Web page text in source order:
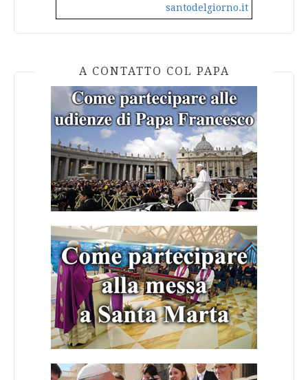
santodelgiorno.it
A CONTATTO COL PAPA